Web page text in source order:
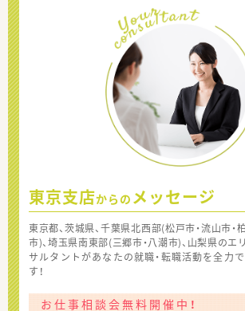
東京支店からの メッセージ
東京都、茨城県、千葉県北西部(松戸市・流山市・
市)、埼玉県南東部(三郷市・八潮市)、山梨県のエ
サルタントがあなたの就職・転職活動を全力
す！
お仕事相談会無料開催中！